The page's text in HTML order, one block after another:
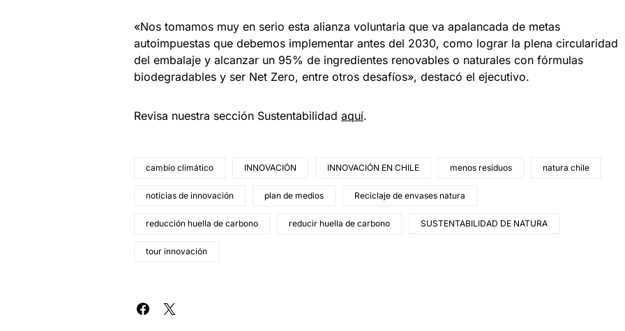
«Nos tomamos muy en serio esta alianza voluntaria que va apalancada de metas
autoimpuestas que debemos implementar antes del 2030, como lograr la plena circularidad
del embalaje y alcanzar un 95% de ingredientes renovables o naturales con fórmulas
biodegradables y ser Net Zero, entre otros desafíos», destacó el ejecutivo.
Revisa nuestra sección Sustentabilidad aquí.
cambio climático INNOVACIÓN INNOVACIÓN EN CHILE menos residuos natura chile
noticias de innovación plan de medios Reciclaje de envases natura
reducción huella de carbono reducir huella de carbono SUSTENTABILIDAD DE NATURA
tour innovación